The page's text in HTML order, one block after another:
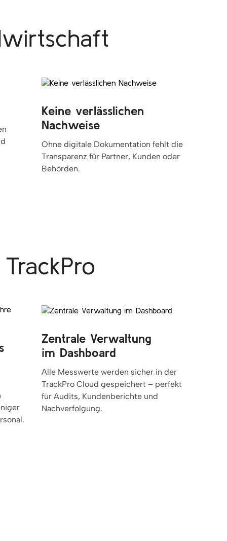
Keine verlässlichen
Nachweise
Ohne digitale Dokumentation fehlt die
Transparenz für Partner, Kunden oder
Behörden.
Zentrale Verwaltung
im Dashboard
Alle Messwerte werden sicher in der
TrackPro Cloud gespeichert – perfekt
für Audits, Kundenberichte und
Nachverfolgung.